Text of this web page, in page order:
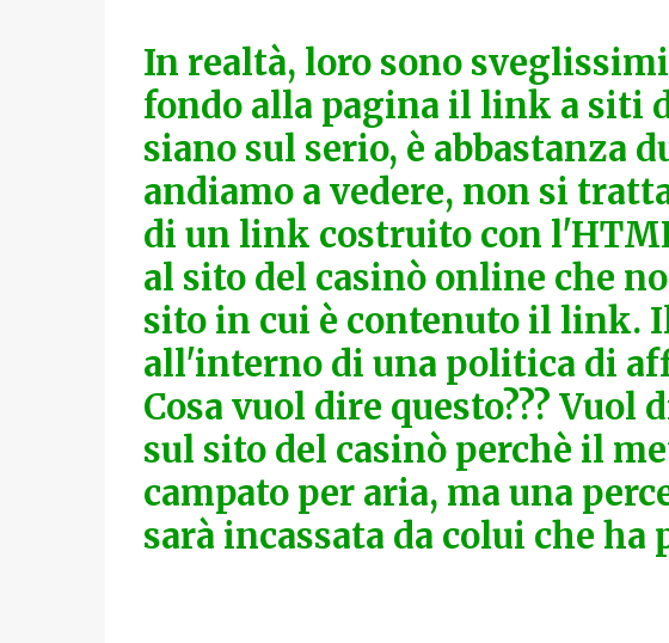
In realtà, loro sono
fondo alla pagina il link a siti
siano sul serio, è abbastanza
andiamo a vedere, non si
di un link costruito con
al sito del casinò online che
sito in cui è contenuto il link.
all'interno di una politica di
Cosa vuol dire questo???
sul sito del casinò perchè il
campato per aria, ma una
sarà incassata da colui che ha